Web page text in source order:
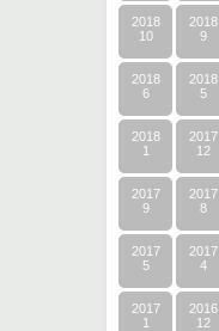
2018
10
2018
9
2018
6
2018
5
2018
1
2017
12
2017
9
2017
8
2017
5
2017
4
2017
1
2016
12